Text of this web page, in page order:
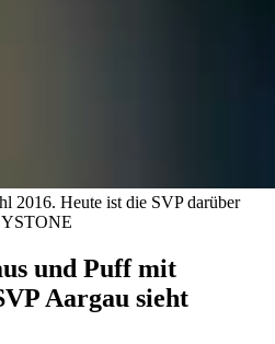
2016. Heute ist die SVP darüber
und Puff mit
Aargau sieht